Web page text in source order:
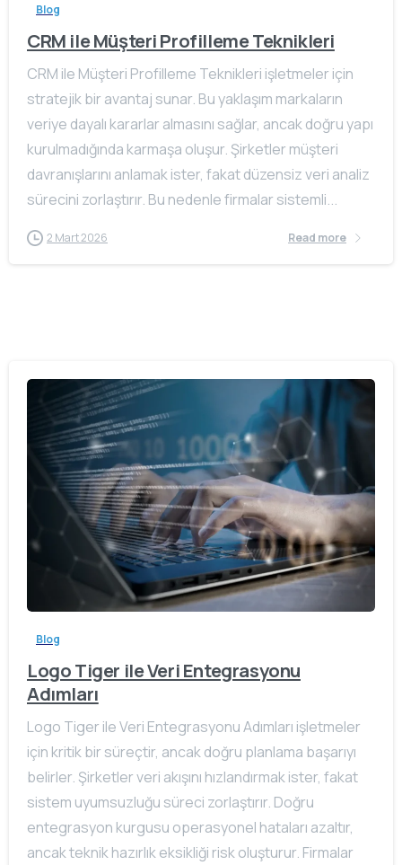
Blog
CRM ile Müşteri Profilleme Teknikleri
CRM ile Müşteri Profilleme Teknikleri işletmeler için
stratejik bir avantaj sunar. Bu yaklaşım markaların
veriye dayalı kararlar almasını sağlar, ancak doğru yapı
kurulmadığında karmaşa oluşur. Şirketler müşteri
davranışlarını anlamak ister, fakat düzensiz veri analiz
sürecini zorlaştırır. Bu nedenle firmalar sistemli...
2 Mart 2026 Read more
Blog
Logo Tiger ile Veri Entegrasyonu
Adımları
Logo Tiger ile Veri Entegrasyonu Adımları işletmeler
için kritik bir süreçtir, ancak doğru planlama başarıyı
belirler. Şirketler veri akışını hızlandırmak ister, fakat
sistem uyumsuzluğu süreci zorlaştırır. Doğru
entegrasyon kurgusu operasyonel hataları azaltır,
ancak teknik hazırlık eksikliği risk oluşturur. Firmalar